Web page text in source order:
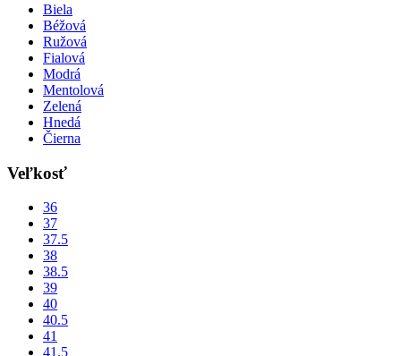
Biela
Béžová
Ružová
Fialová
Modrá
Mentolová
Zelená
Hnedá
Čierna
Veľkosť
36
37
37.5
38
38.5
39
40
40.5
41
41.5